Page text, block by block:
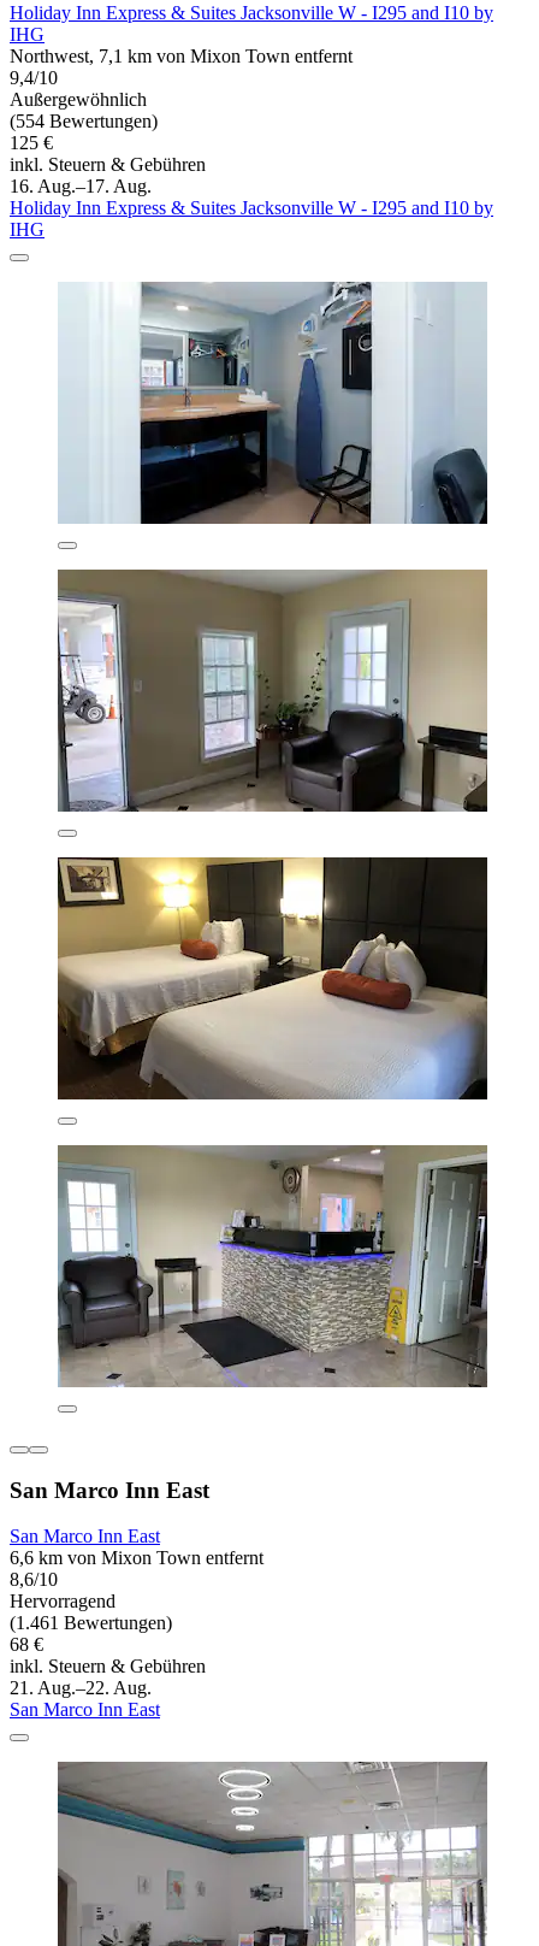
Holiday Inn Express & Suites Jacksonville W - I295 and I10 by
IHG
Northwest, 7,1 km von Mixon Town entfernt
9,4/10
Außergewöhnlich
(554 Bewertungen)
125 €
inkl. Steuern & Gebühren
16. Aug.–17. Aug.
Holiday Inn Express & Suites Jacksonville W - I295 and I10 by
IHG
San Marco Inn East
San Marco Inn East
6,6 km von Mixon Town entfernt
8,6/10
Hervorragend
(1.461 Bewertungen)
68 €
inkl. Steuern & Gebühren
21. Aug.–22. Aug.
San Marco Inn East